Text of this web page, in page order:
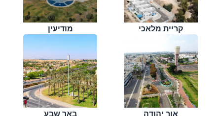
מודיעין קריית מלאכי
באר שבע אור יהודה